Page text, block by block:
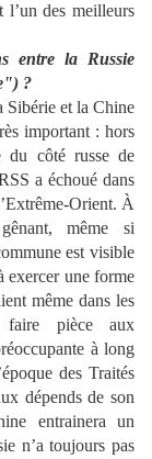
l’un des meilleurs
entre la Russie
?
Sibérie et la Chine
important : hors
du côté russe de
a échoué dans
-Orient. À
même si
est visible
exercer une forme
même dans les
faire pièce aux
à long
des Traités
dépendsde son
entrainera un
n’a toujours pas